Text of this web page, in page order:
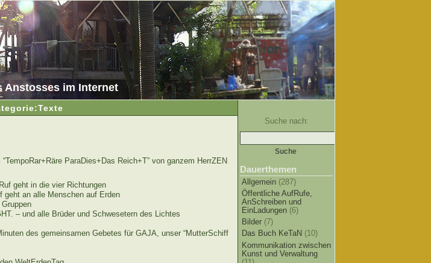
Anstosses im Internet
Suche nach:
Dauerthemen
Allgemein (287)
Öffentliche AufRufe,
AnSchreiben und
EinLadungen (6)
Bilder (7)
Das Buch KeTaN (10)
Kommunikation zwischen
Kunst und Verwaltung
ParaDies+Das Reich+T” von ganzem HerrZEN
geht in die vier Richtungen
geht an alle Menschen auf Erden
– und alle Brüder und Schwesetern des Lichtes
des gemeinsamen Gebetes für GAJA, unser “MutterSchiff